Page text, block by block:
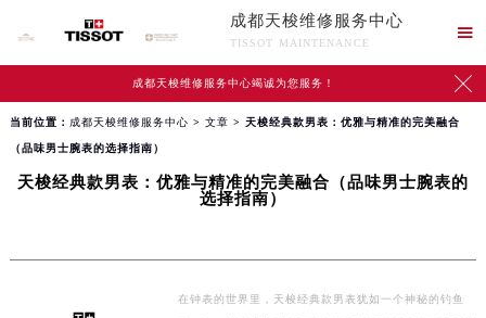
成都天梭维修服务中心
TISSOT MAINTENANCE

成都天梭维修服务中心竭诚为您服务！ 
当前位置： 成都天梭维修服务中心 > 文章 > 天梭经典款男表：优雅与精准的完美融合
（品味男士腕表的选择指南）
天梭经典款男表：优雅与精准的完美融合（品味男士腕表的
选择指南）
在钟表的世界里，天梭经典款男表犹如一个神秘的钓鱼